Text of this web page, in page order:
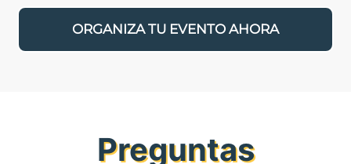
ORGANIZA TU EVENTO AHORA
Preguntas